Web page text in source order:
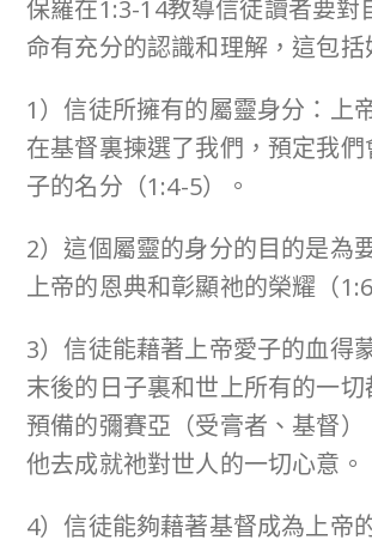
保羅在1:3-14教導信徒讀者要對
命有充分的認識和理解，這包括
1）信徒所擁有的屬靈身分：上
在基督裏揀選了我們，預定我
子的名分（1:4-5）。
2）這個屬靈的身分的目的是為
上帝的恩典和彰顯祂的榮耀（
3）信徒能藉著上帝愛子的血得
末後的日子裏和世上所有的一
預備的彌賽亞（受膏者、基督）
他去成就祂對世人的一切心意。
4）信徒能夠藉著基督成為上帝